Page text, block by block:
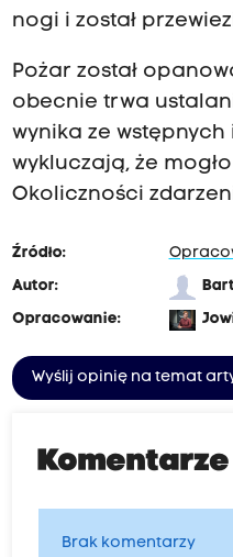
nogi i został
Pożar został
obecnie trwa
wynika ze wstępnych
wykluczają, że
Okoliczności
Źródło:
Autor:
Opracowanie:
Wyślij opinię na temat
Brak komentarzy